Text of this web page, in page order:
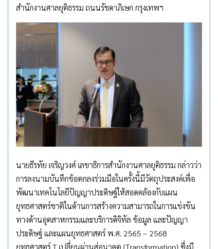
สำนักงานศาลยุติธรรม ถนนรัชดาภิเษก กรุงเทพฯ
นายธีรทัย เจริญวงศ์ เลขาธิการสำนักงานศาลยุติธรรม กล่าวว่า
การลงนามบันทึกข้อตกลงร่วมมือในครั้งนี้มีวัตถุประสงค์เพื่อ
พัฒนาเทคโนโลยีปัญญาประดิษฐ์ให้สอดคล้องกับแผน
ยุทธศาสตร์ชาติในด้านการสร้างความสามารถในการแข่งขัน
ทางด้านอุตสาหกรรมและบริการดิจิทัล ข้อมูล และปัญญา
ประดิษฐ์ และแผนยุทธศาสตร์ พ.ศ. 2565 – 2568
ยุทธศาสตร์ T เปลี่ยนผ่านสู่อนาคต (Transformation) ซึ่งมี